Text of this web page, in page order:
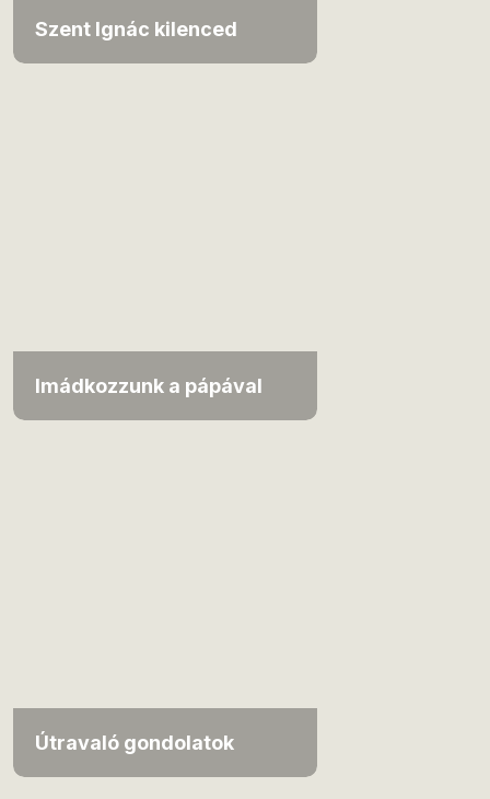
Szent Ignác kilenced
Imádkozzunk a pápával
Útravaló gondolatok